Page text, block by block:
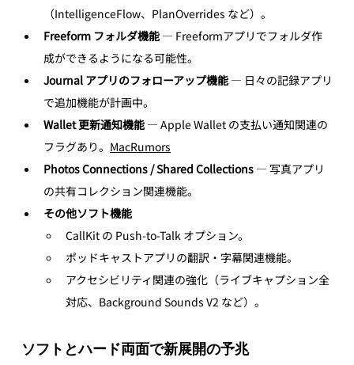
（IntelligenceFlow、PlanOverrides など）。
Freeform フォルダ機能 — Freeformアプリでフォルダ作
成ができるようになる可能性。
Journal アプリのフォローアップ機能 — 日々の記録アプリ
で追加機能が計画中。
Wallet 更新通知機能 — Apple Wallet の支払い通知関連の
フラグあり。 MacRumors
Photos Connections / Shared Collections — 写真アプリ
の共有コレクション関連機能。
その他ソフト機能
CallKit の Push-to-Talk オプション。
ポッドキャストアプリの翻訳・字幕関連機能。
アクセシビリティ関連の強化（ライブキャプション全
対応、Background Sounds V2 など）。
ソフトとハード両面で新展開の予兆